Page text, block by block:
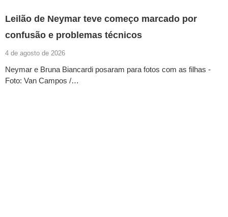
Leilão de Neymar teve começo marcado por
confusão e problemas técnicos
4 de agosto de 2026
Neymar e Bruna Biancardi posaram para fotos com as filhas -
Foto: Van Campos /…